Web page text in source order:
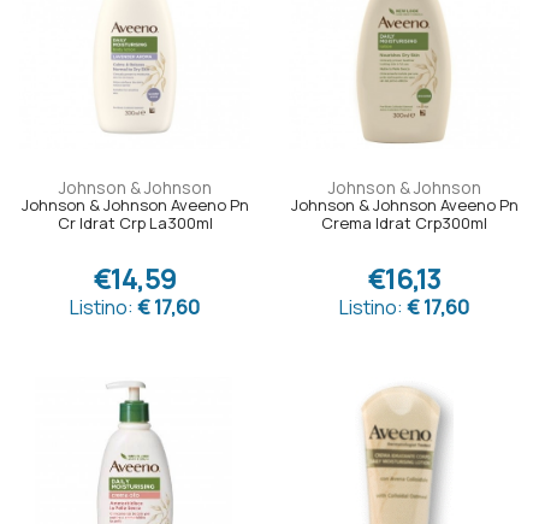
Johnson & Johnson
Johnson & Johnson Aveeno Pn
Cr Idrat Crp La300ml
€14,59
Listino: € 17,60
Johnson & Johnson
Johnson & Johnson Aveeno Pn
Crema Idrat Crp300ml
€16,13
Listino: € 17,60